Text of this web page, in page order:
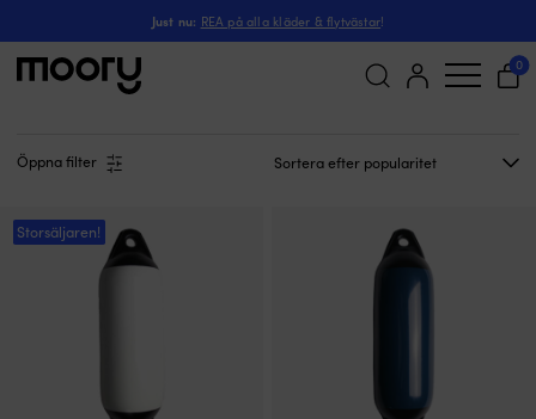
Just nu: REA på alla kläder & flytvästar!
efter:
0
Majoni Star 2
Öppna filter
Storsäljaren!